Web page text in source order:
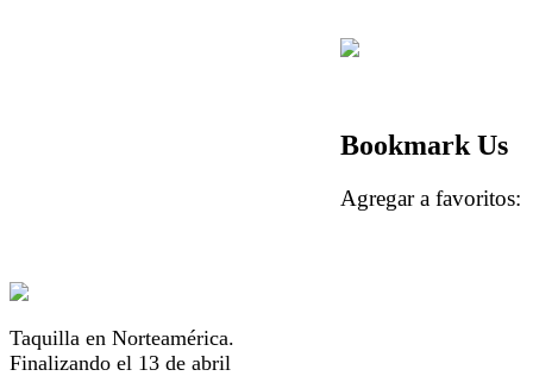
Taquilla en Norteamérica.
Finalizando el 13 de abril
Bookmark Us
Agregar a